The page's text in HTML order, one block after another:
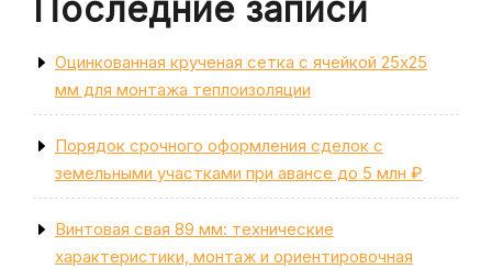
Последние записи
Оцинкованная крученая сетка с ячейкой 25х25
мм для монтажа теплоизоляции
Порядок срочного оформления сделок с
земельными участками при авансе до 5 млн ₽
Винтовая свая 89 мм: технические
характеристики, монтаж и ориентировочная